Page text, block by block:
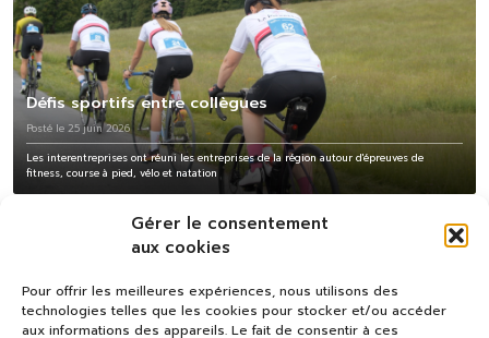
Gérer le consentement
aux cookies
Pour offrir les meilleures expériences, nous utilisons des
technologies telles que les cookies pour stocker et/ou accéder
aux informations des appareils. Le fait de consentir à ces
Défis sportifs entre collègues
Posté le 25 juin 2026
Les interentreprises ont réuni les entreprises de la région autour d'épreuves de
fitness, course à pied, vélo et natation